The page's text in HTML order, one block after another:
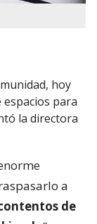
hoy
espacios para
la directora
a
de